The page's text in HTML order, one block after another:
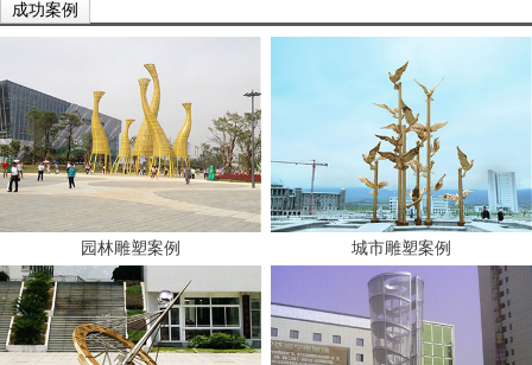
成功案例
园林雕塑案例 城市雕塑案例